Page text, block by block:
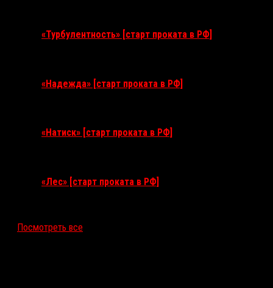
«Турбулентность» [старт проката в РФ]
«Надежда» [старт проката в РФ]
«Натиск» [старт проката в РФ]
«Лес» [старт проката в РФ]
Посмотреть все